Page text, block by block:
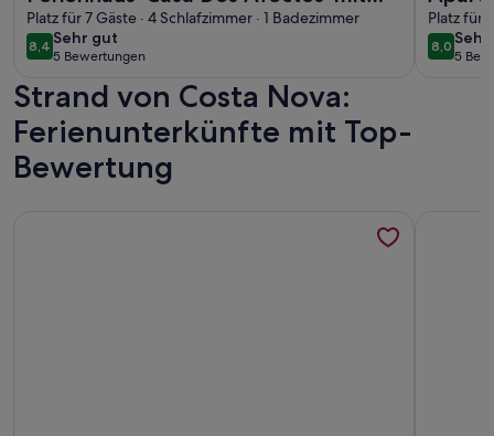
privater Terrasse und WLAN
Platz für 7 Gäste · 4 Schlafzimmer · 1 Badezimmer
8,48,4 von 10
Sehr gut
sehr
gut
5 Bewertungen
(5
bewertungen)
Platz für
8,08,0 von
sehr
gut
5
(5
Strand von Costa Nova:
Ferienunterkünfte mit Top-
Bewertung